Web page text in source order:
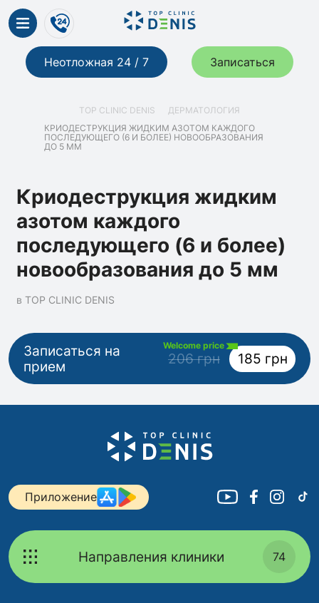
Неотложная 24 / 7 Записаться
TOP CLINIC DENIS
ДЕРМАТОЛОГИЯ
КРИОДЕСТРУКЦИЯ ЖИДКИМ АЗОТОМ КАЖДОГО
ПОСЛЕДУЮЩЕГО (6 И БОЛЕЕ) НОВООБРАЗОВАНИЯ
ДО 5 ММ
Криодеструкция жидким
азотом каждого
последующего (6 и более)
новообразования до 5 мм
в TOP CLINIC DENIS
Записаться на
прием
Welcome price
206 грн 185 грн
Приложение
Направления клиники 74